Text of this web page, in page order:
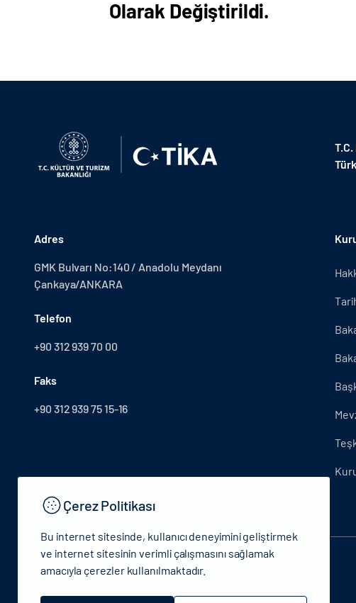
Olarak Değiştirildi.
T.C.
Adres
GMK Bulvarı No:140 / Anadolu Meydanı
Çankaya/ANKARA
Telefon
+90 312 939 70 00
Faks
+90 312 939 75 15-16
© 2024 T.C.Kütlür ve Turizm Bakanlığı - Tüm hakları saklıdır.
Çerez Politikası
Bu internet sitesinde, kullanıcı deneyimini geliştirmek
ve internet sitesinin verimli çalışmasını sağlamak
amacıyla çerezler kullanılmaktadır.